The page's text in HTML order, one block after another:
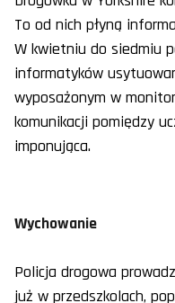
To od nich płyną
W kwietniu do siedmiu
informatyków
wyposażonym w
komunikacji pomiędzy
imponująca.
Wychowanie
Policja drogowa
już w przedszkolach,